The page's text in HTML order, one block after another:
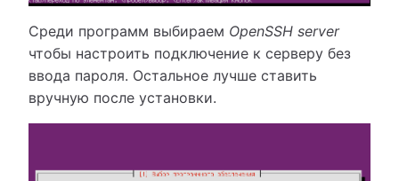
Среди программ выбираем OpenSSH server
чтобы настроить подключение к серверу без
ввода пароля. Остальное лучше ставить
вручную после установки.